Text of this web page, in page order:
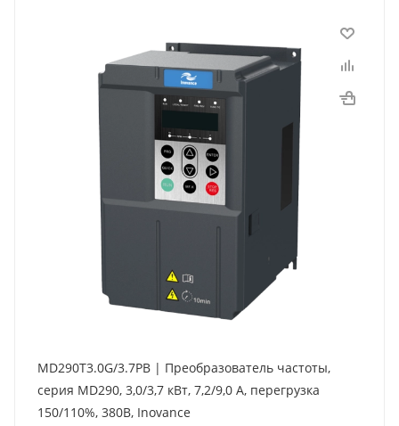
MD290T3.0G/3.7PB | Преобразователь частоты,
серия MD290, 3,0/3,7 кВт, 7,2/9,0 А, перегрузка
150/110%, 380B, Inovance